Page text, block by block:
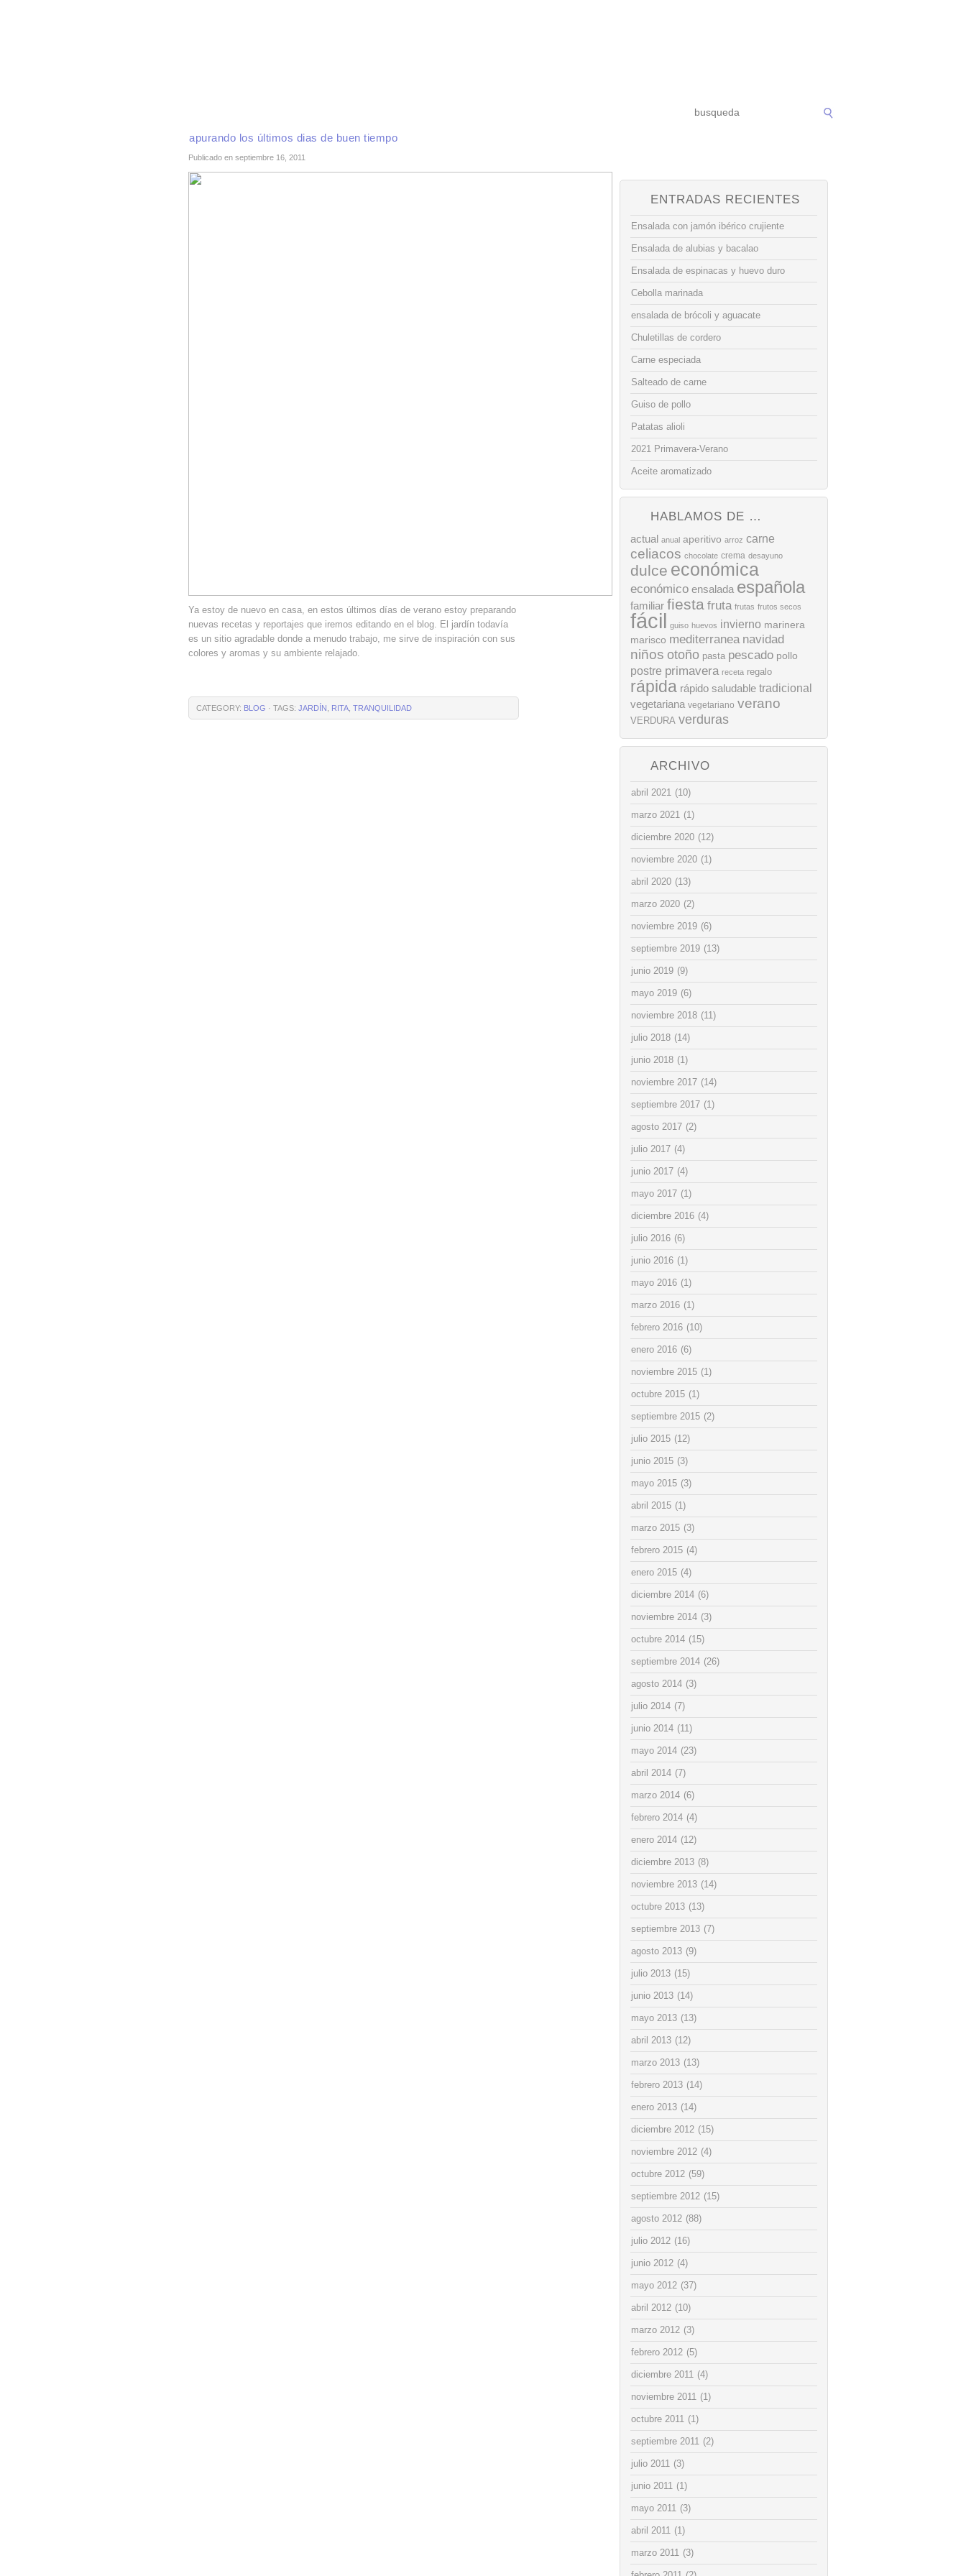
apurando los últimos dias de buen tiempo
Publicado en septiembre 16, 2011
Ya estoy de nuevo en casa, en estos últimos días de verano estoy preparando
nuevas recetas y reportajes que iremos editando en el blog. El jardín todavía
es un sitio agradable donde a menudo trabajo, me sirve de inspiración con sus
colores y aromas y su ambiente relajado.
CATEGORY: BLOG · TAGS: JARDÍN RITA TRANQUILIDAD
ENTRADAS RECIENTES
Ensalada con jamón ibérico crujiente
Ensalada de alubias y bacalao
Ensalada de espinacas y huevo duro
Cebolla marinada
ensalada de brócoli y aguacate
Chuletillas de cordero
Carne especiada
Salteado de carne
Guiso de pollo
Patatas alioli
2021 Primavera-Verano
Aceite aromatizado
HABLAMOS DE …
actual anual aperitivo arroz carne
celiacos chocolate crema desayuno
dulce económica
económico ensalada española
familiar fiesta fruta frutas frutos secos
fácil guiso huevos invierno marinera
marisco mediterranea navidad
niños otoño pasta pescado pollo
postre primavera receta regalo
rápida rápido saludable tradicional
vegetariana vegetariano verano
VERDURA verduras
ARCHIVO
abril 2021 (10)
marzo 2021 (1)
diciembre 2020 (12)
noviembre 2020 (1)
abril 2020 (13)
marzo 2020 (2)
noviembre 2019 (6)
septiembre 2019 (13)
junio 2019 (9)
mayo 2019 (6)
noviembre 2018 (11)
julio 2018 (14)
junio 2018 (1)
noviembre 2017 (14)
septiembre 2017 (1)
agosto 2017 (2)
julio 2017 (4)
junio 2017 (4)
mayo 2017 (1)
diciembre 2016 (4)
julio 2016 (6)
junio 2016 (1)
mayo 2016 (1)
marzo 2016 (1)
febrero 2016 (10)
enero 2016 (6)
noviembre 2015 (1)
octubre 2015 (1)
septiembre 2015 (2)
julio 2015 (12)
junio 2015 (3)
mayo 2015 (3)
abril 2015 (1)
marzo 2015 (3)
febrero 2015 (4)
enero 2015 (4)
diciembre 2014 (6)
noviembre 2014 (3)
octubre 2014 (15)
septiembre 2014 (26)
agosto 2014 (3)
julio 2014 (7)
junio 2014 (11)
mayo 2014 (23)
abril 2014 (7)
marzo 2014 (6)
febrero 2014 (4)
enero 2014 (12)
diciembre 2013 (8)
noviembre 2013 (14)
octubre 2013 (13)
septiembre 2013 (7)
agosto 2013 (9)
julio 2013 (15)
junio 2013 (14)
mayo 2013 (13)
abril 2013 (12)
marzo 2013 (13)
febrero 2013 (14)
enero 2013 (14)
diciembre 2012 (15)
noviembre 2012 (4)
octubre 2012 (59)
septiembre 2012 (15)
agosto 2012 (88)
julio 2012 (16)
junio 2012 (4)
mayo 2012 (37)
abril 2012 (10)
marzo 2012 (3)
febrero 2012 (5)
diciembre 2011 (4)
noviembre 2011 (1)
octubre 2011 (1)
septiembre 2011 (2)
julio 2011 (3)
junio 2011 (1)
mayo 2011 (3)
abril 2011 (1)
marzo 2011 (3)